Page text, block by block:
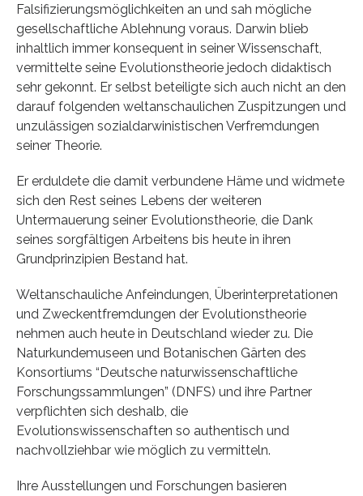
Falsifizierungsmöglichkeiten an und sah mögliche
gesellschaftliche Ablehnung voraus. Darwin blieb
inhaltlich immer konsequent in seiner Wissenschaft,
vermittelte seine Evolutionstheorie jedoch didaktisch
sehr gekonnt. Er selbst beteiligte sich auch nicht an den
darauf folgenden weltanschaulichen Zuspitzungen und
unzulässigen sozialdarwinistischen Verfremdungen
seiner Theorie.
Er erduldete die damit verbundene Häme und widmete
sich den Rest seines Lebens der weiteren
Untermauerung seiner Evolutionstheorie, die Dank
seines sorgfältigen Arbeitens bis heute in ihren
Grundprinzipien Bestand hat.
Weltanschauliche Anfeindungen, Überinterpretationen
und Zweckentfremdungen der Evolutionstheorie
nehmen auch heute in Deutschland wieder zu. Die
Naturkundemuseen und Botanischen Gärten des
Konsortiums “Deutsche naturwissenschaftliche
Forschungssammlungen” (DNFS) und ihre Partner
verpflichten sich deshalb, die
Evolutionswissenschaften so authentisch und
nachvollziehbar wie möglich zu vermitteln.
Ihre Ausstellungen und Forschungen basieren